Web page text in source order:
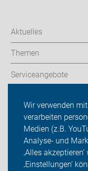
Wir verwenden
verarbeiten
Medien (z.B.
Analyse- und
‚Alles
‚Einstellungen‘
Aktuelles
Themen
Serviceangebote
ADFC Vest
Sei dabei
Presse